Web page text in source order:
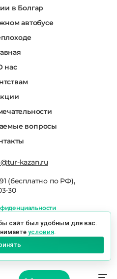
сайт был удобным для вас.
условия.
в Болгар
автобусе
нас
вопросы
kazan.ru
(бесплатно по РФ),
30
РТО 022666
Казань © 2026 г.
Баумана, 19